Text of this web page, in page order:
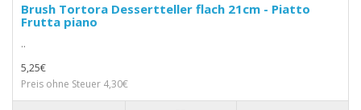
Brush Tortora Dessertteller flach 21cm - Piatto
Frutta piano
..
5,25€
Preis ohne Steuer 4,30€